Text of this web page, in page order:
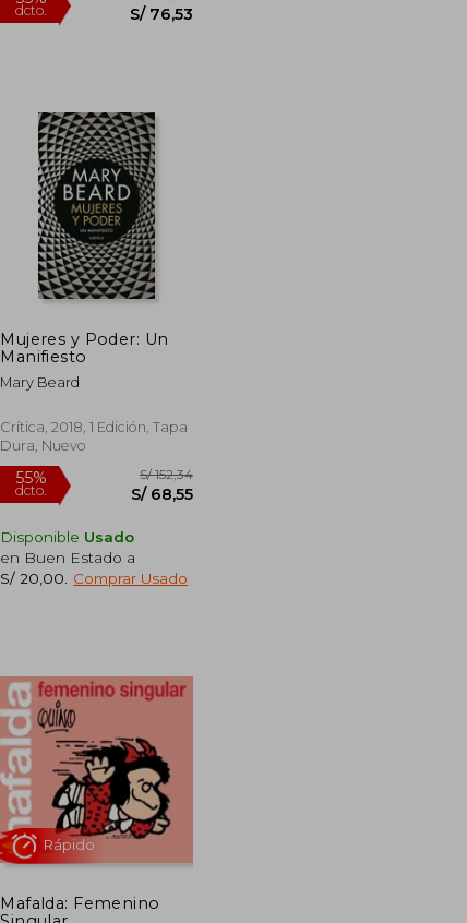
S/ 51,75
55%
dcto.
S/ 71,55
Mujeres y Poder: Un
Manifiesto
Mary Beard
Crítica, 2018, 1 Edición, Tapa
Dura, Nuevo
55%
Disponible Usado
en Buen Estado a
S/ 20,00
Comprar Usado
Mafalda: Femenino